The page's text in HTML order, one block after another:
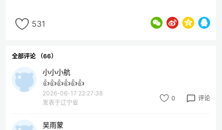
531
全部评论 （66）
小小小航
👍👍👍👍👍👍
2026-06-17 22:27:38
发表于辽宁省
0 评论
吴雨蒙